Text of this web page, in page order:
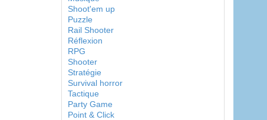
Shoot'em up
Puzzle
Rail Shooter
Réflexion
RPG
Shooter
Stratégie
Survival horror
Tactique
Party Game
Point & Click